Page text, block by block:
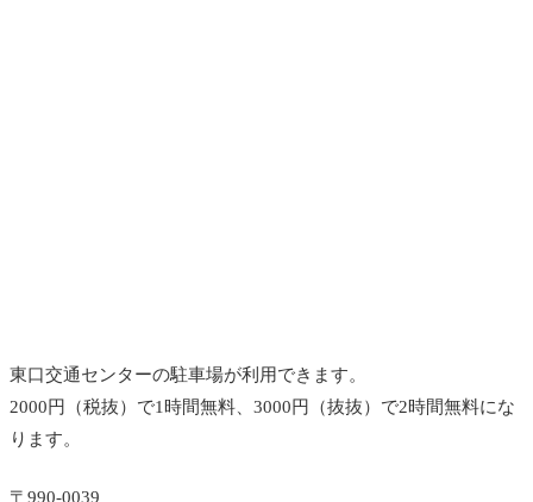
東口交通センターの駐車場が利用できます。
2000円（税抜）で1時間無料、3000円（抜抜）で2時間無料にな
ります。
〒990-0039